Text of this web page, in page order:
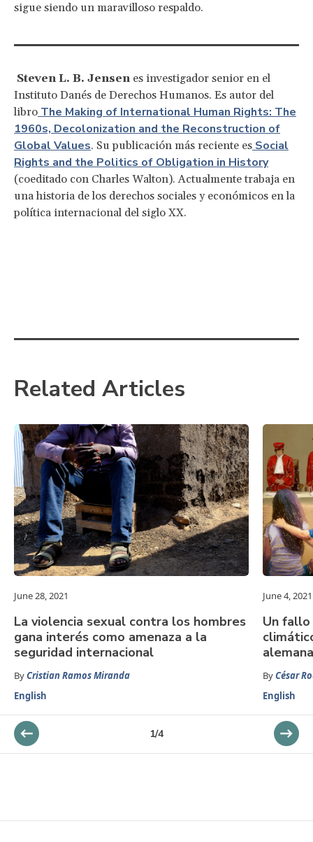
sigue siendo un maravilloso respaldo.
Steven L. B. Jensen es investigador senior en el
Instituto Danés de Derechos Humanos. Es autor del
libro The Making of International Human Rights: The
1960s, Decolonization and the Reconstruction of
Global Values. Su publicación más reciente es Social
Rights and the Politics of Obligation in History
(coeditado con Charles Walton). Actualmente trabaja en
una historia de los derechos sociales y económicos en la
política internacional del siglo XX.
Related Articles
June 28, 2021
La violencia sexual contra los hombres
gana interés como amenaza a la
seguridad internacional
ByCristian Ramos Miranda
English
June 4, 2021
Un
alemana
ByCésar
English
1/4